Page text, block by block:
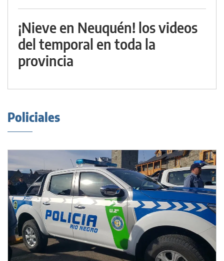
¡Nieve en Neuquén! los videos
del temporal en toda la
provincia
Policiales